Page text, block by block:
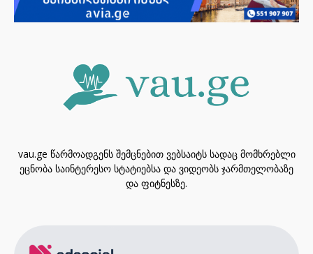
vau.ge წარმოადგენს შემცნებით ვებსაიტს სადაც მომხრებლი
ეცნობა საინტერესო სტატიებსა და ვიდეობს ჯარმთელობაზე
და ფიტნესზე.